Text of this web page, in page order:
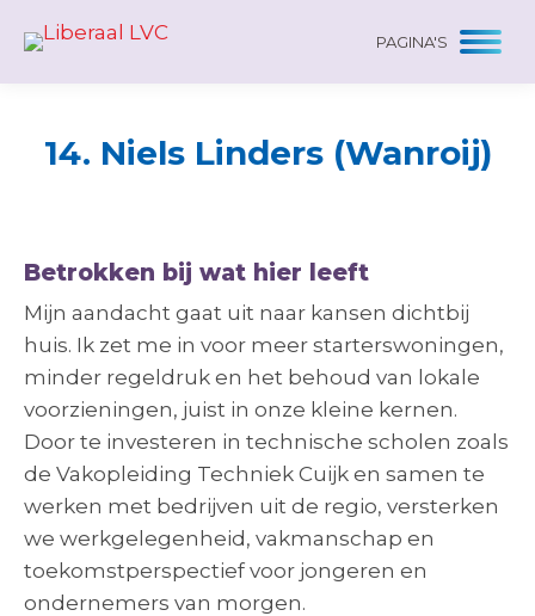
PAGINA'S
14. Niels Linders (Wanroij)
Betrokken bij wat hier leeft
Mijn aandacht gaat uit naar kansen dichtbij
huis. Ik zet me in voor meer starterswoningen,
minder regeldruk en het behoud van lokale
voorzieningen, juist in onze kleine kernen.
Door te investeren in technische scholen zoals
de Vakopleiding Techniek Cuijk en samen te
werken met bedrijven uit de regio, versterken
we werkgelegenheid, vakmanschap en
toekomstperspectief voor jongeren en
ondernemers van morgen.